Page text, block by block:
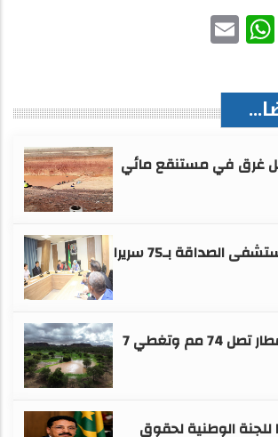
Twitter
WhatsApp
غرق في مستنقع مائي
الصين توسع مستشفى الصداقة بـ75 سريرا
بشائر الغيث...أمطار تصل 74 مم وتغطي 7
الوطنية لحقوق